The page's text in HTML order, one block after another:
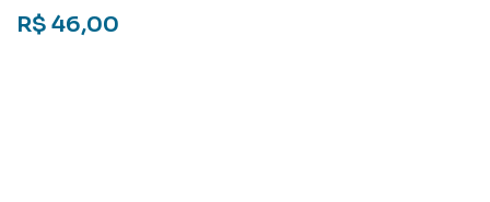
Credo Apostólico
R$ 46,00